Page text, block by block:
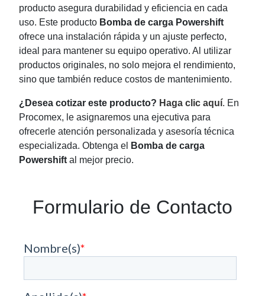
producto asegura durabilidad y eficiencia en cada
uso. Este producto Bomba de carga Powershift
ofrece una instalación rápida y un ajuste perfecto,
ideal para mantener su equipo operativo. Al utilizar
productos originales, no solo mejora el rendimiento,
sino que también reduce costos de mantenimiento.
¿Desea cotizar este producto? Haga clic aquí. En
Procomex, le asignaremos una ejecutiva para
ofrecerle atención personalizada y asesoría técnica
especializada. Obtenga el
Bomba de carga
Powershift al mejor precio.
Formulario de Contacto